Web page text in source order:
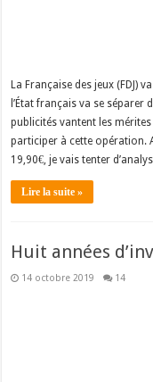
La Française des jeux (FDJ)
l’État français va se séparer
publicités vantent les
participer à cette opération.
19,90€, je vais tenter
Lire la suite »
Huit années
14 octobre 2019 14